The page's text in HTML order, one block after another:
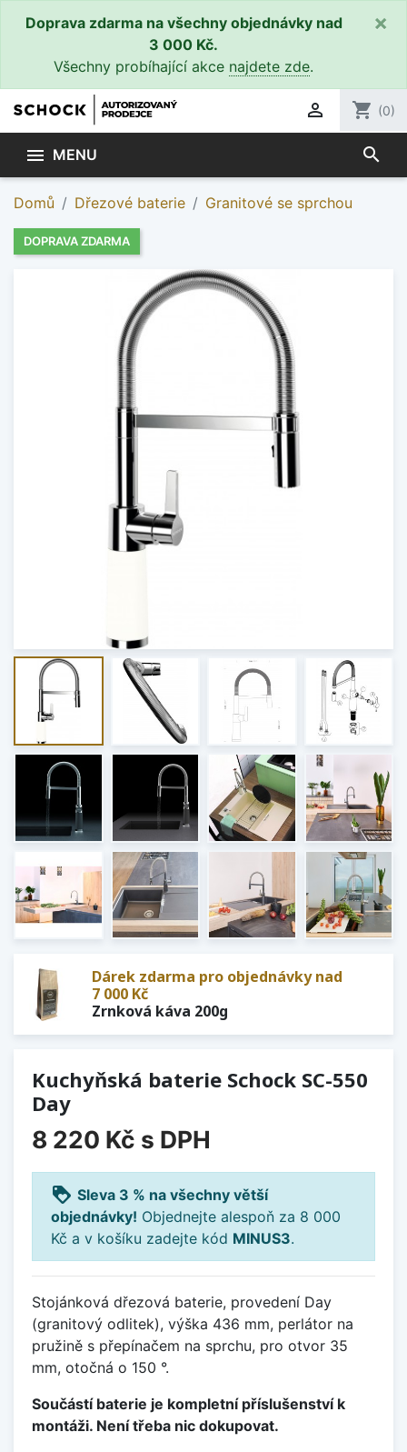
Doprava zdarma na všechny objednávky nad
3 000 Kč.
Všechny probíhající akce najdete zde.
×
 shopping_cart (0)
 MENU search
Domů Dřezové baterie Granitové se sprchou
DOPRAVA ZDARMA
Dárek zdarma pro objednávky nad
7 000 Kč
Zrnková káva 200g
Kuchyňská baterie Schock SC-550
Day
8 220 Kč s DPH
loyalty Sleva 3 % na všechny větší
objednávky! Objednejte alespoň za 8 000
Kč a v košíku zadejte kód MINUS3.
Stojánková dřezová baterie, provedení Day
(granitový odlitek), výška 436 mm, perlátor na
pružině s přepínačem na sprchu, pro otvor 35
mm, otočná o 150 °.
Součástí baterie je kompletní příslušenství k
montáži. Není třeba nic dokupovat.